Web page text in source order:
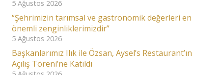
5 Ağustos 2026
“Şehrimizin tarımsal ve gastronomik değerleri en
önemli zenginliklerimizdir”
5 Ağustos 2026
Başkanlarımız Ilık ile Özsan, Aysel’s Restaurant’ın
Açılış Töreni’ne Katıldı